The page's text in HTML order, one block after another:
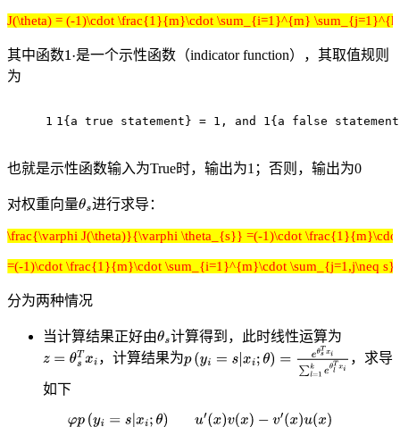
J(\theta) = (-1)\cdot \frac{1}{m}\cdot \sum_{i=1}^{m}
其中函数
是一个示性函数（indicator function），其取值规则
为
1 1{a true statement} = 1, and 1{a false
也就是示性函数输入为True时，输出为1；否则，输出为0
对权重向量 进行求导：
\frac{\varphi J(\theta)}{\varphi \theta_{s}} =(-1)\cdot
=(-1)\cdot \frac{1}{m}\cdot \sum_{i=1}^{m}\cdot \sum_{j=1,j\neq
分为两种情况
当计算结果正好由
计算得到，此时线性运算为
，计算结果为
，求导
如下